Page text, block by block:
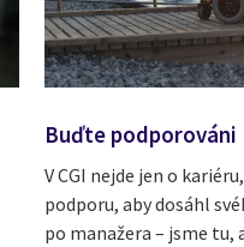
Buďte podporováni
V CGI nejde jen o
podporu, aby dosáhl
po manažera – jsme